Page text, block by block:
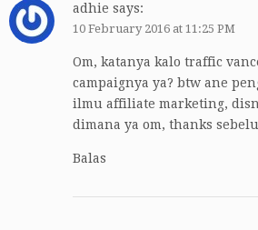
adhie says:
10 February 2016 at 11:25 PM
Om, katanya kalo traffic
campaignya ya? btw ane
ilmu affiliate marketing,
dimana ya om, thanks
Balas